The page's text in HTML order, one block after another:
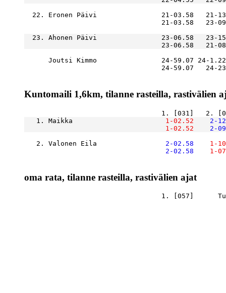
22. Eronen Päivi                21-03.58   21-
23. Ahonen Päivi                23-06.58   23-
Joutsi Kimmo                24-59.07 24-
Kuntomaili 1,6km, tilanne rasteilla, rastivälien
   1. Maikka
    1-02.52
2-
    1-02.52
2-
   2. Valonen Eila
    2-02.58
1-
    2-02.58
1-
oma rata, tilanne rasteilla, rastivälien ajat